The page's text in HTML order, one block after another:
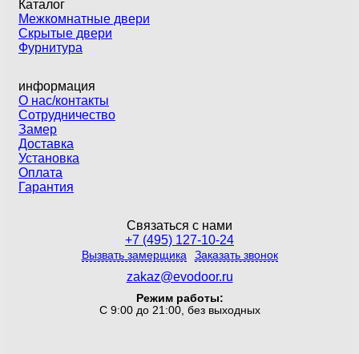
Каталог
Межкомнатные двери
Скрытые двери
Фурнитура
информация
О нас/контакты
Сотрудничество
Замер
Доставка
Установка
Оплата
Гарантия
Связаться с нами
+7 (495) 127-10-24
Вызвать замерщика Заказать звонок
zakaz@evodoor.ru
Режим работы:
С 9:00 до 21:00, без выходных